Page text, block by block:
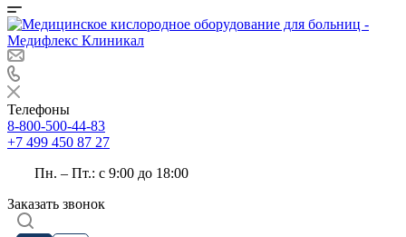
Телефоны
8-800-500-44-83
+7 499 450 87 27
Пн. – Пт.: с 9:00 до 18:00
Заказать звонок